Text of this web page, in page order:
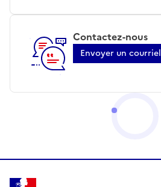
Contactez-nous
Envoyer un courriel